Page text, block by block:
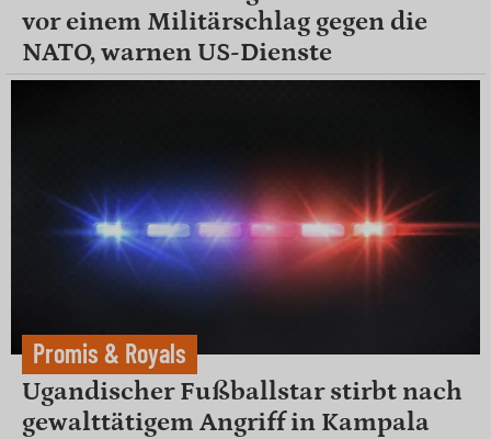
vor einem Militärschlag gegen die
NATO, warnen US-Dienste
Promis & Royals
Ugandischer Fußballstar stirbt nach
gewalttätigem Angriff in Kampala